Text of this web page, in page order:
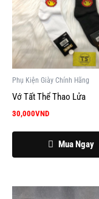
Phụ Kiện Giày Chính Hãng
Vớ Tất Thể Thao Lửa
30,000VND
Mua Ngay
Sản